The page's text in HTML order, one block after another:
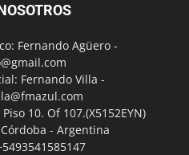
Fernando Agüero -
Fernando Villa -
10. Of 107.(X5152EYN)
- Argentina